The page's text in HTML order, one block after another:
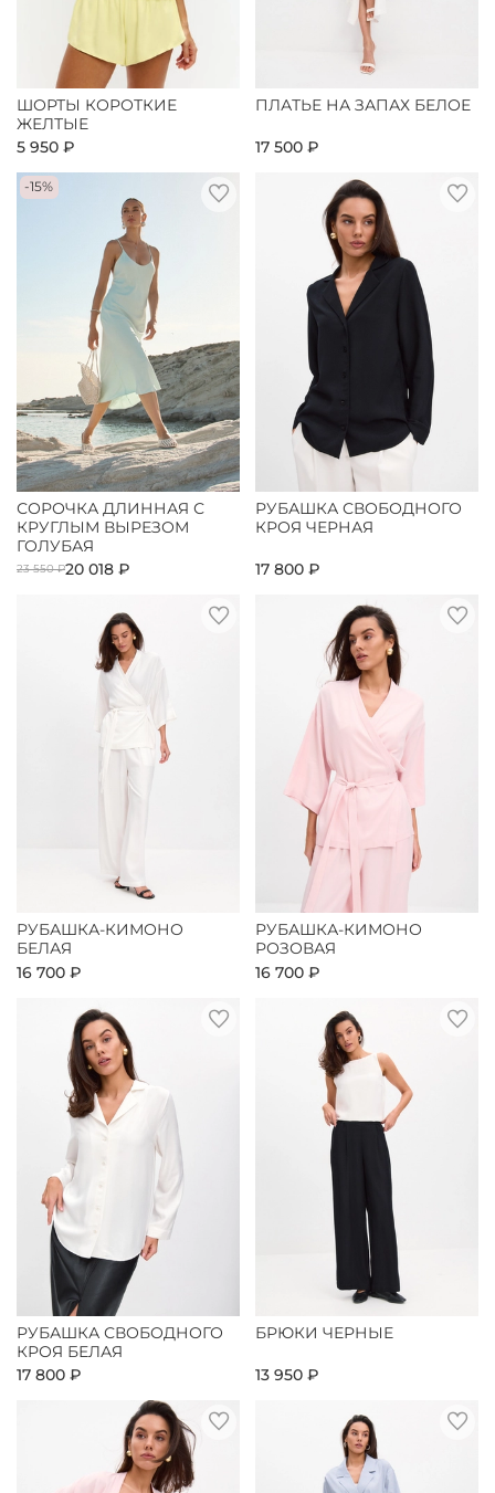
ШОРТЫ КОРОТКИЕ
ЖЕЛТЫЕ
5 950 ₽
ПЛАТЬЕ НА ЗАПАХ БЕЛОЕ
17 500 ₽
-15%
СОРОЧКА ДЛИННАЯ С
КРУГЛЫМ ВЫРЕЗОМ
ГОЛУБАЯ
23 550 ₽20 018 ₽
РУБАШКА СВОБОДНОГО
КРОЯ ЧЕРНАЯ
17 800 ₽
РУБАШКА-КИМОНО
БЕЛАЯ
16 700 ₽
РУБАШКА-КИМОНО
РОЗОВАЯ
16 700 ₽
РУБАШКА СВОБОДНОГО
КРОЯ БЕЛАЯ
17 800 ₽
БРЮКИ ЧЕРНЫЕ
13 950 ₽